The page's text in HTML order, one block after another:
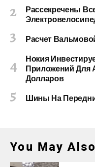
Рассекречены
Расчет
Нокия
Приложений Для
Долларов
Шины На
You May